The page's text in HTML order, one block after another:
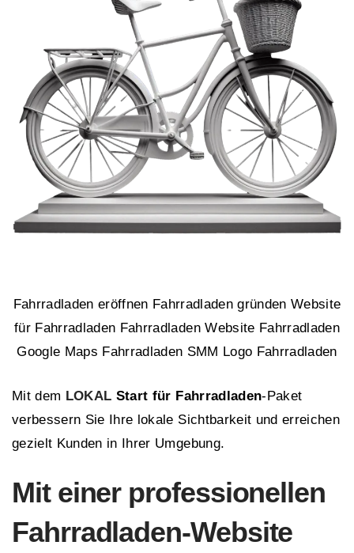
Fahrradladen eröffnen Fahrradladen gründen Website
für Fahrradladen Fahrradladen Website Fahrradladen
Google Maps Fahrradladen SMM Logo Fahrradladen
Mit dem LOKAL Start für Fahrradladen-Paket
verbessern Sie Ihre lokale Sichtbarkeit und erreichen
gezielt Kunden in Ihrer Umgebung.
Mit einer professionellen
Fahrradladen-Website